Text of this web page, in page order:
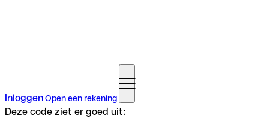
InloggenOpen een rekening
Deze code ziet er goed uit: